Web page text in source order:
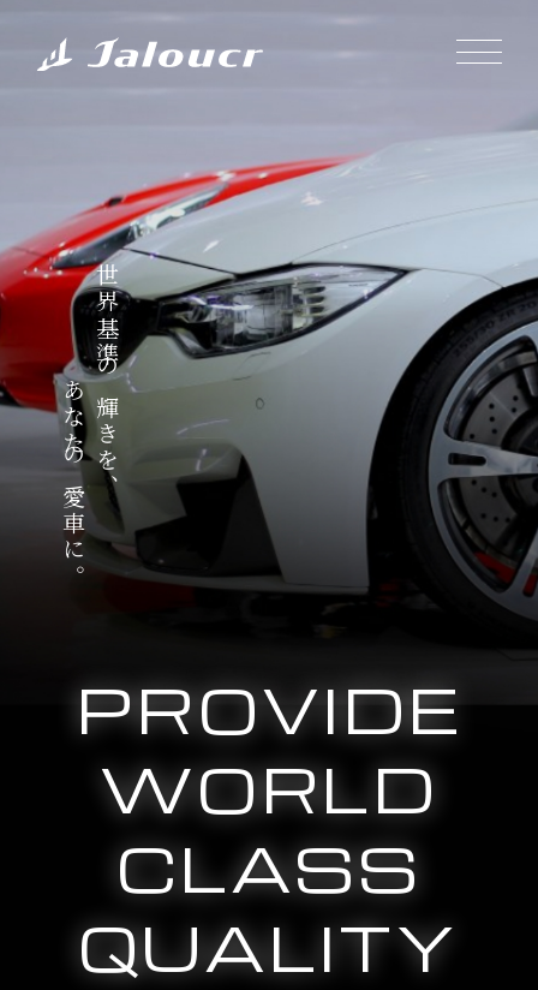
世界基準の輝きを、
あなたの愛車に。
PROVIDE
WORLD
CLASS
QUALITY